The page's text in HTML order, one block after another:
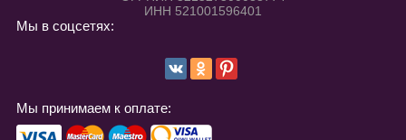
ИНН 521001596401
Мы в соцсетях:
Мы принимаем к оплате: